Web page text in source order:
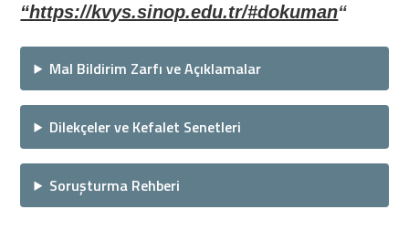
(yeni sekmede açılır)
“https://kvys.sinop.edu.tr/#dokuman“
Mal Bildirim Zarfı ve Açıklamalar
Dilekçeler ve Kefalet Senetleri
Soruşturma Rehberi